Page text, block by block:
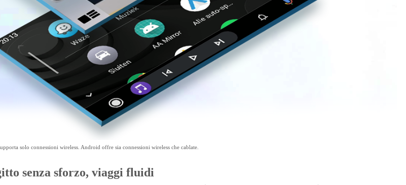
CarPlay & Android Auto wireless
sullo schermo, aumentando la sicurezza di guida. L’interfaccia intuitiva e i comandi vocali riducono la necessità di
utilizzare il telefono.